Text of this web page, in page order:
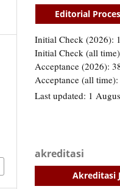
Editorial
akreditasi
Akreditasi